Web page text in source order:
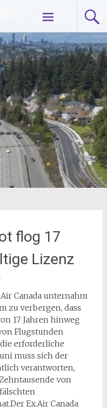
flog 17
Lizenz
Canada unternahm
zu verbergen, dass
17 Jahren hinweg
Flugstunden
erforderliche
muss sich der
verantworten,
von
Ex.Air Canada